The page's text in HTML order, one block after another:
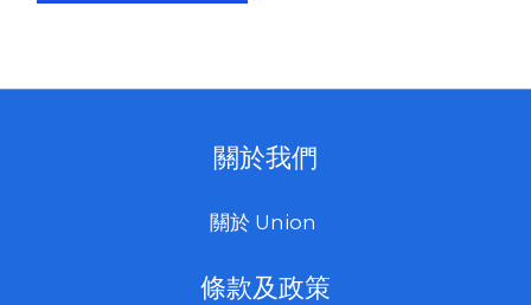
關於我們
關於 Union
條款及政策